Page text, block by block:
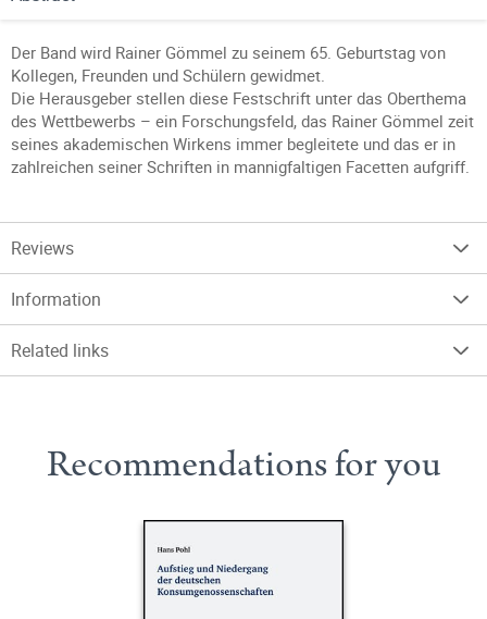
Der Band wird Rainer Gömmel zu seinem 65. Geburtstag von
Kollegen, Freunden und Schülern gewidmet.
Die Herausgeber stellen diese Festschrift unter das Oberthema
des Wettbewerbs – ein Forschungsfeld, das Rainer Gömmel zeit
seines akademischen Wirkens immer begleitete und das er in
zahlreichen seiner Schriften in mannigfaltigen Facetten aufgriff.
Reviews
Information
Related links
Recommendations for you